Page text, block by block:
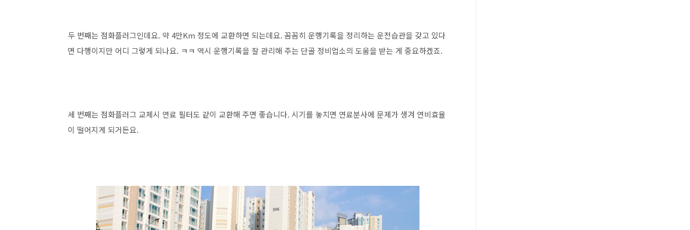
두 번째는 점화플러그인데요. 약 4만Km 정도에 교환하면 되는데요. 꼼꼼히 운행기록을 정리하는 운전습관을 갖고 있다
면 다행이지만 어디 그렇게 되나요. ㅋㅋ 역시 운행기록을 잘 관리해 주는 단골 정비업소의 도움을 받는 게 중요하겠죠.
세 번째는 점화플러그 교체시 연료 필터도 같이 교환해 주면 좋습니다. 시기를 놓치면 연료분사에 문제가 생겨 연비효율
이 떨어지게 되거든요.